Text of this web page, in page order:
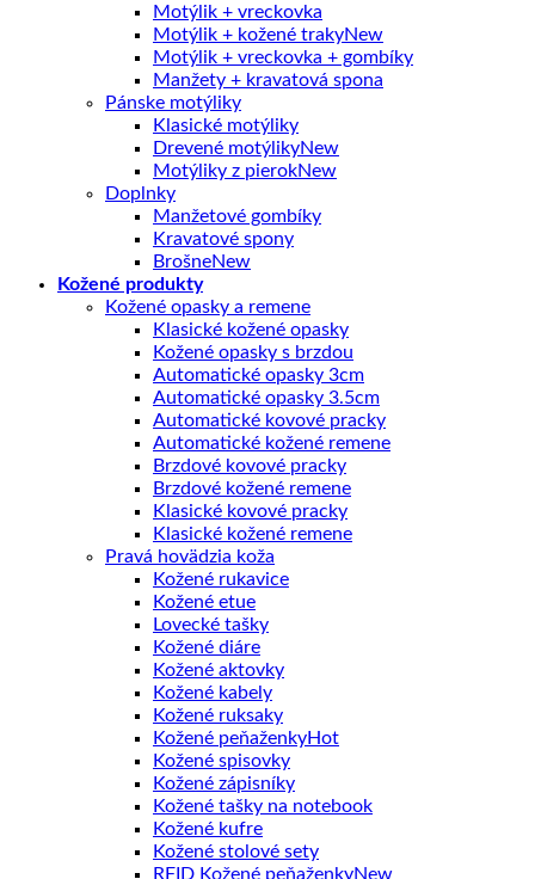
Motýlik + vreckovka
Motýlik + kožené traky
Motýlik + vreckovka + gombíky
Manžety + kravatová spona
Pánske motýliky
Klasické motýliky
Drevené motýliky
Motýliky z pierok
Doplnky
Manžetové gombíky
Kravatové spony
Brošne
Kožené produkty
Kožené opasky a remene
Klasické kožené opasky
Kožené opasky s brzdou
Automatické opasky 3cm
Automatické opasky 3.5cm
Automatické kovové pracky
Automatické kožené remene
Brzdové kovové pracky
Brzdové kožené remene
Klasické kovové pracky
Klasické kožené remene
Pravá hovädzia koža
Kožené rukavice
Kožené etue
Lovecké tašky
Kožené diáre
Kožené aktovky
Kožené kabely
Kožené ruksaky
Kožené peňaženky
Kožené spisovky
Kožené zápisníky
Kožené tašky na notebook
Kožené kufre
Kožené stolové sety
RFID Kožené peňaženky